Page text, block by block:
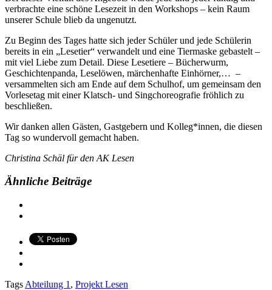
verbrachte eine schöne Lesezeit in den Workshops – kein Raum
unserer Schule blieb da ungenutzt.
Zu Beginn des Tages hatte sich jeder Schüler und jede Schülerin
bereits in ein „Lesetier“ verwandelt und eine Tiermaske gebastelt –
mit viel Liebe zum Detail. Diese Lesetiere – Bücherwurm,
Geschichtenpanda, Leselöwen, märchenhafte Einhörner,… –
versammelten sich am Ende auf dem Schulhof, um gemeinsam den
Vorlesetag mit einer Klatsch- und Singchoreografie fröhlich zu
beschließen.
Wir danken allen Gästen, Gastgebern und Kolleg*innen, die diesen
Tag so wundervoll gemacht haben.
Christina Schäl für den AK Lesen
Ähnliche Beiträge
Tags Abteilung 1 , Projekt Lesen